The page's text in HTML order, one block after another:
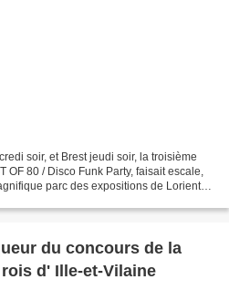
soir, et Brest jeudi soir, la troisième
80 / Disco Funk Party, faisait escale,
parc des expositions de Lorient
du concours de la
d' Ille-et-Vilaine